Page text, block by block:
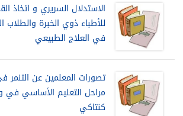
الاستدلال السريري و اتخاذ
للأطباء ذوي الخبرة والطلاب
في العلاج الطبيعي
تصورات المعلمين عن التنمر
مراحل التعليم الأساسي في
كنتاكي